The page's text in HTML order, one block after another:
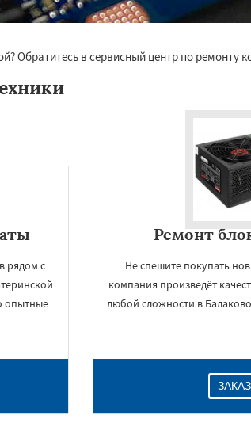
Обратитесь в сервисный центр по ремонту
рядом с
опытные
Ремонт
Не спешите покупать
компания произведёт
любой сложности в